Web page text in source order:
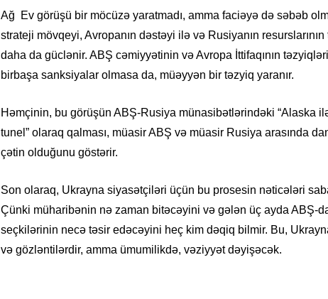
Ağ Ev görüşü bir möcüzə yaratmadı, amma faciəyə də səbəb
strateji mövqeyi, Avropanın dəstəyi ilə və Rusiyanın
daha da güclənir. ABŞ cəmiyyətinin və Avropa İttifaqının
birbaşa sanksiyalar olmasa da, müəyyən bir təzyiq yaranır.
Həmçinin, bu görüşün ABŞ-Rusiya münasibətlərindəki “Alaska
tunel” olaraq qalması, müasir ABŞ və müasir Rusiya arasında
çətin olduğunu göstərir.
Son olaraq, Ukrayna siyasətçiləri üçün bu prosesin nəticələri
Çünki müharibənin nə zaman bitəcəyini və gələn üç ayda ABŞ-
seçkilərinin necə təsir edəcəyini heç kim dəqiq bilmir. Bu,
və gözləntilərdir, amma ümumilikdə, vəziyyət dəyişəcək.